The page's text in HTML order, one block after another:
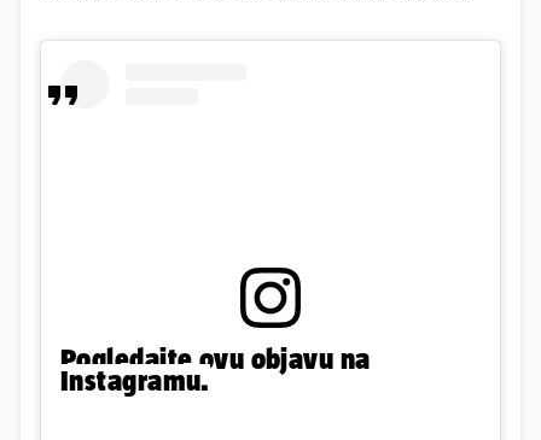
Pogledajte ovu objavu na
Instagramu.